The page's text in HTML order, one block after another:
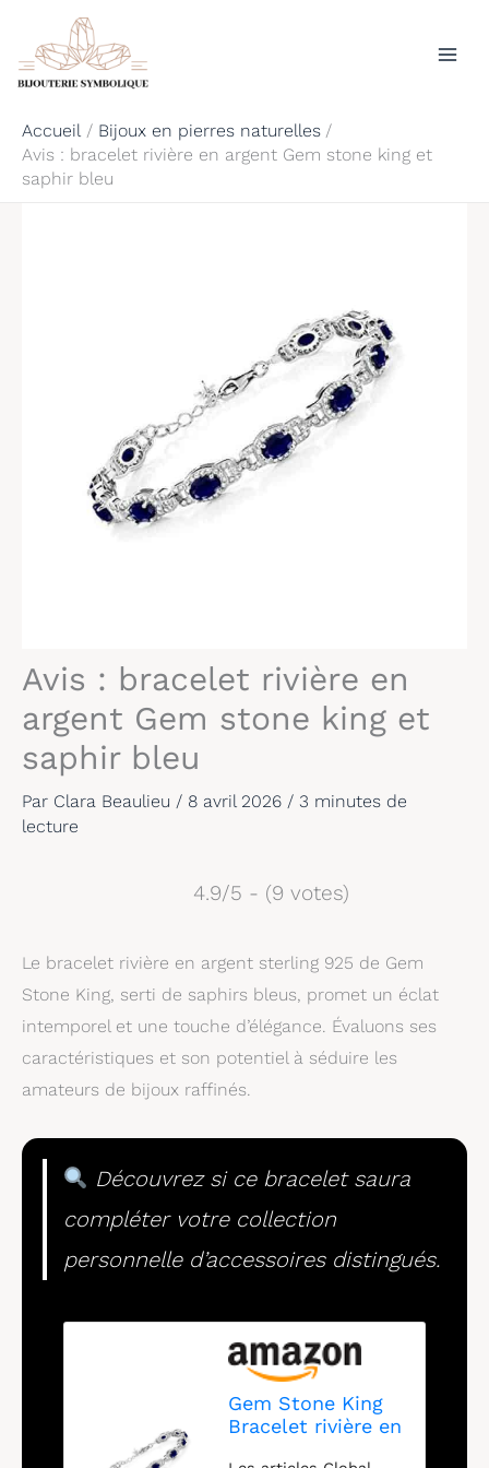
contenu
Accueil
Bijoux en pierres naturelles
Avis : bracelet rivière en argent Gem stone king et
saphir bleu
Avis : bracelet rivière en
argent Gem stone king et
saphir bleu
Par Clara Beaulieu / 8 avril 2026 / 3 minutes de
lecture
4.9/5 - (9 votes)
Le bracelet rivière en argent sterling 925 de Gem
Stone King, serti de saphirs bleus, promet un éclat
intemporel et une touche d’élégance. Évaluons ses
caractéristiques et son potentiel à séduire les
amateurs de bijoux raffinés.
Découvrez si ce bracelet saura
compléter votre collection
personnelle d’accessoires distingués.
Gem Stone King
Bracelet rivière en
Rechercher